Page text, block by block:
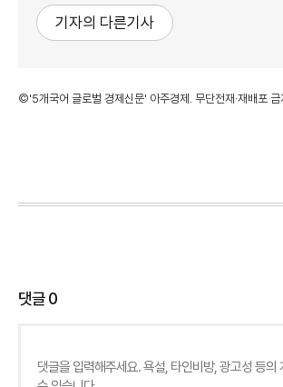
기자의 다른기사
©'5개국어 글로벌 경제신문' 아주경제. 무단전재·재배포 금
댓글0